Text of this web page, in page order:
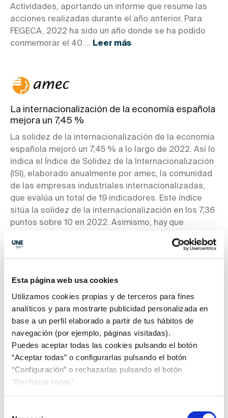
Esta página web usa cookies
Utilizamos cookies propias y de terceros para fines
analíticos y para mostrarte publicidad personalizada en
base a un perfil elaborado a partir de tus hábitos de
navegación (por ejemplo, páginas visitadas).
Puedes aceptar todas las cookies pulsando el botón
“Aceptar todas” o configurarlas pulsando el botón
“Configuración” o rechazarlas pulsando el botón
“Rechazar todas”.
Actividades, aportando un informe que resume las
acciones realizadas durante el año anterior. Para
FEGECA, 2022 ha sido un año donde se ha podido
conmemorar el 40 ... Leer más
La internacionalización de la economía española
mejora un 7,45 %
La solidez de la internacionalización de la economía
española mejoró un 7,45 % a lo largo de 2022. Así lo
indica el Índice de Solidez de la Internacionalización
(ISI), elaborado anualmente por amec, la comunidad
de las empresas industriales internacionalizadas,
que evalúa un total de 19 indicadores. Este índice
sitúa la solidez de la internacionalización en los 7,36
puntos sobre 10 en 2022. Asimismo, hay que
Intensidad Tecnológica, que muestra el esfuerzo que
están realizando las empresas industriales para
transformación del sector productivo, en línea con la
digitalización, la ...Leer más
Se une a FSC España
ASPAPEL da un paso más en su compromiso con la